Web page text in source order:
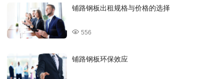
铺路钢板出租规格与价格的选择
556
铺路钢板环保效应